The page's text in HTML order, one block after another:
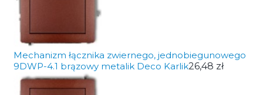
Mechanizm łącznika zwiernego, jednobiegunowego
9DWP-4.1 brązowy metalik Deco Karlik26,48 zł